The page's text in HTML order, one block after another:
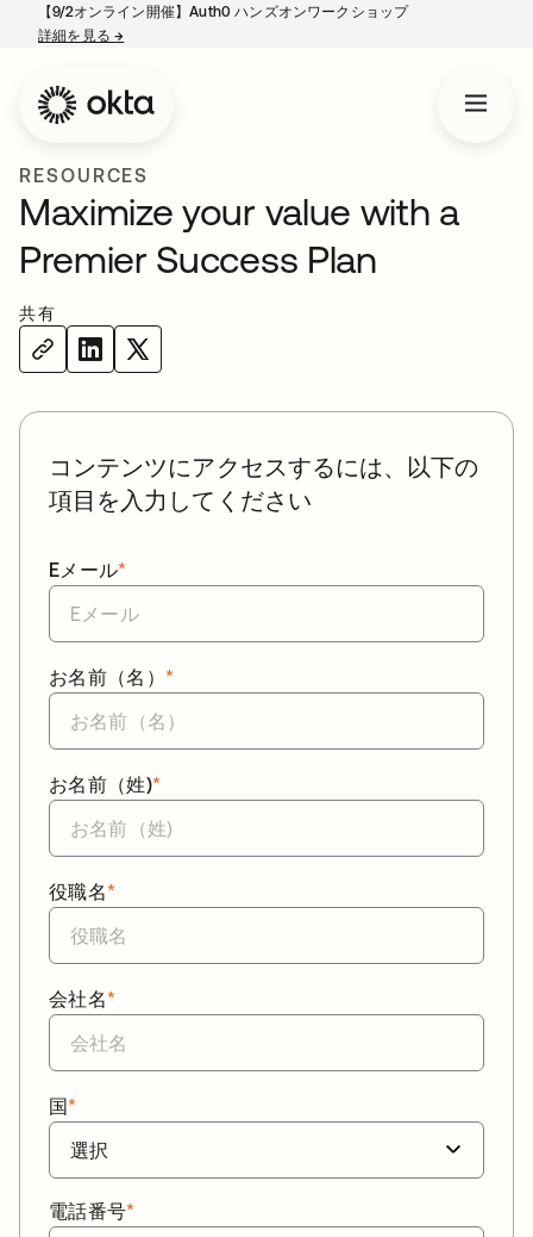
【9/2オンライン開催】Auth0 ハンズオンワークショップ
詳細を見る→
RESOURCES
Maximize your value with a
Premier Success Plan
共有
コンテンツにアクセスするには、以下の
項目を入力してください
*
Eメール
*
お名前（名）
*
お名前（姓)
*
役職名
*
会社名
*
国
*
電話番号